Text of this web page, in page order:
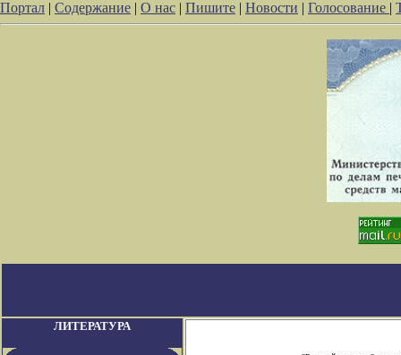
Портал | Содержание | О нас | Пишите | Новости | Голосование |
ЛИТЕРАТУРА